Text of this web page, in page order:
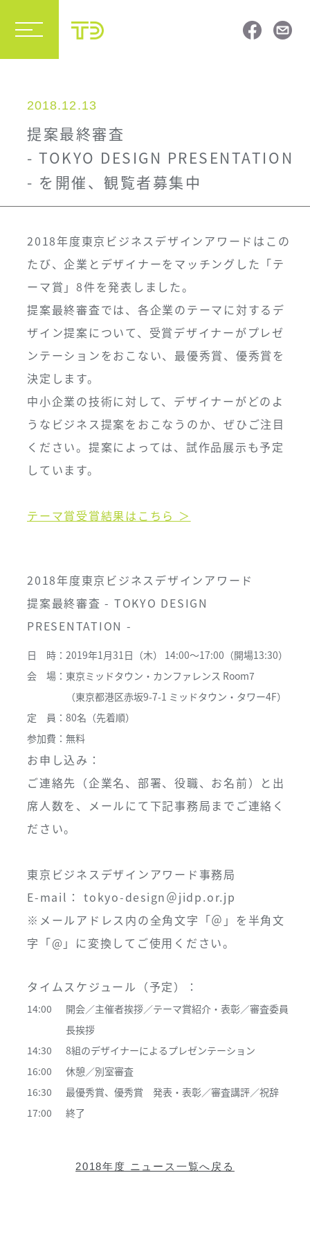
2018.12.13
提案最終審査
- TOKYO DESIGN PRESENTATION
- を開催、観覧者募集中
2018年度東京ビジネスデザインアワードはこの
たび、企業とデザイナーをマッチングした「テ
ーマ賞」8件を発表しました。
提案最終審査では、各企業のテーマに対するデ
ザイン提案について、受賞デザイナーがプレゼ
ンテーションをおこない、最優秀賞、優秀賞を
決定します。
中小企業の技術に対して、デザイナーがどのよ
うなビジネス提案をおこなうのか、ぜひご注目
ください。提案によっては、試作品展示も予定
しています。
テーマ賞受賞結果はこちら ＞
2018年度東京ビジネスデザインアワード
提案最終審査 - TOKYO DESIGN
PRESENTATION -
日 時： 2019年1月31日（木） 14:00〜17:00（開場13:30）
会 場： 東京ミッドタウン・カンファレンス Room7
（東京都港区赤坂9-7-1 ミッドタウン・タワー4F）
定 員： 80名（先着順）
参加費： 無料
お申し込み：
ご連絡先（企業名、部署、役職、お名前）と出
席人数を、メールにて下記事務局までご連絡く
ださい。
東京ビジネスデザインアワード事務局
E-mail： tokyo-design＠jidp.or.jp
※メールアドレス内の全角文字「＠」を半角文
字「@」に変換してご使用ください。
タイムスケジュール（予定）：
14:00
開会／主催者挨拶／テーマ賞紹介・表彰／審査委員
長挨拶
14:30
8組のデザイナーによるプレゼンテーション
16:00
休憩／別室審査
16:30
最優秀賞、優秀賞 発表・表彰／審査講評／祝辞
17:00
終了
2018年度 ニュース一覧へ戻る